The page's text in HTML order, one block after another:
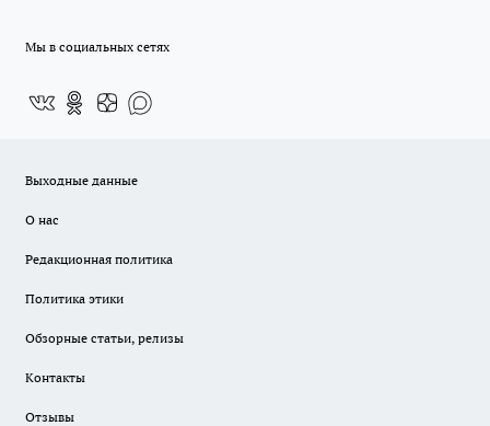
Мы в социальных сетях
Выходные данные
О нас
Редакционная политика
Политика этики
Обзорные статьи, релизы
Контакты
Отзывы